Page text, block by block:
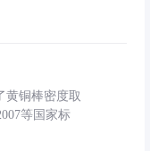
黄铜棒密度取
等国家标